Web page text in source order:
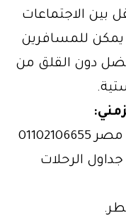
بين الاجتماعات
يمكن للمسافرين
دون القلق من
تقدم خدمات تأجير ليموزين في مصر 01102106655
الرحلات